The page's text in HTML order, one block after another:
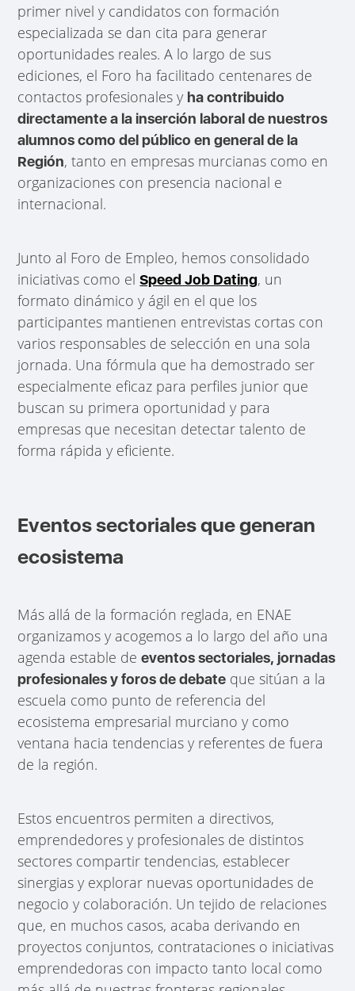
primer nivel y candidatos con formación
especializada se dan cita para generar
oportunidades reales. A lo largo de sus
ediciones, el Foro ha facilitado centenares de
contactos profesionales y ha contribuido
directamente a la inserción laboral de nuestros
alumnos como del público en general de la
Región, tanto en empresas murcianas como en
organizaciones con presencia nacional e
internacional.
Junto al Foro de Empleo, hemos consolidado
iniciativas como elSpeed Job Dating, un
formato dinámico y ágil en el que los
participantes mantienen entrevistas cortas con
varios responsables de selección en una sola
jornada. Una fórmula que ha demostrado ser
especialmente eficaz para perfiles junior que
buscan su primera oportunidad y para
empresas que necesitan detectar talento de
forma rápida y eficiente.
Eventos sectoriales que generan
ecosistema
Más allá de la formación reglada, en ENAE
organizamos y acogemos a lo largo del año una
agenda estable deeventos sectoriales, jornadas
profesionales y foros de debate que sitúan a la
escuela como punto de referencia del
ecosistema empresarial murciano y como
ventana hacia tendencias y referentes de fuera
de la región.
Estos encuentros permiten a directivos,
emprendedores y profesionales de distintos
sectores compartir tendencias, establecer
sinergias y explorar nuevas oportunidades de
negocio y colaboración. Un tejido de relaciones
que, en muchos casos, acaba derivando en
proyectos conjuntos, contrataciones o iniciativas
emprendedoras con impacto tanto local como